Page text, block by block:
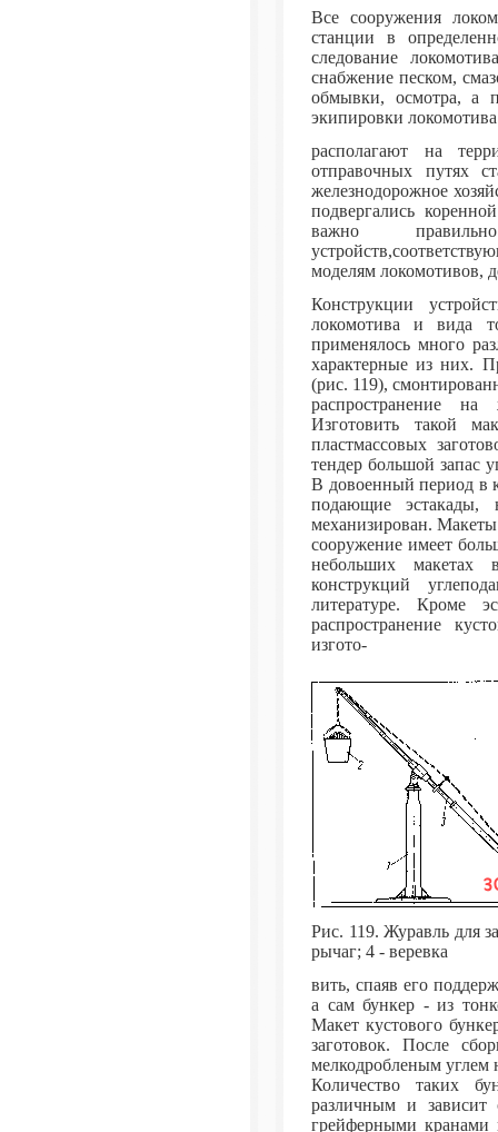
Все сооружения
станции в
следование
снабжение песком,
обмывки, осмотра, а
экипировки
располагают на
отправочных путях
железнодорожное
подвергались
важно
моделям локомотивов,
Конструкции
локомотива и вида
применялось много
характерные из них.
(рис. 119),
распространение
Изготовить такой
пластмассовых
тендер большой запас
В довоенный период в
подающие эстакады,
механизирован. Макеты
сооружение имеет
небольших макетах
конструкций
литературе. Кроме
распространение
изгото-
Рис. 119. Журавль для
рычаг; 4 - веревка
вить, спаяв его
а сам бункер - из
Макет кустового
заготовок. После
мелкодробленым углем
Количество таких
различным и зависит
грейферными кранами